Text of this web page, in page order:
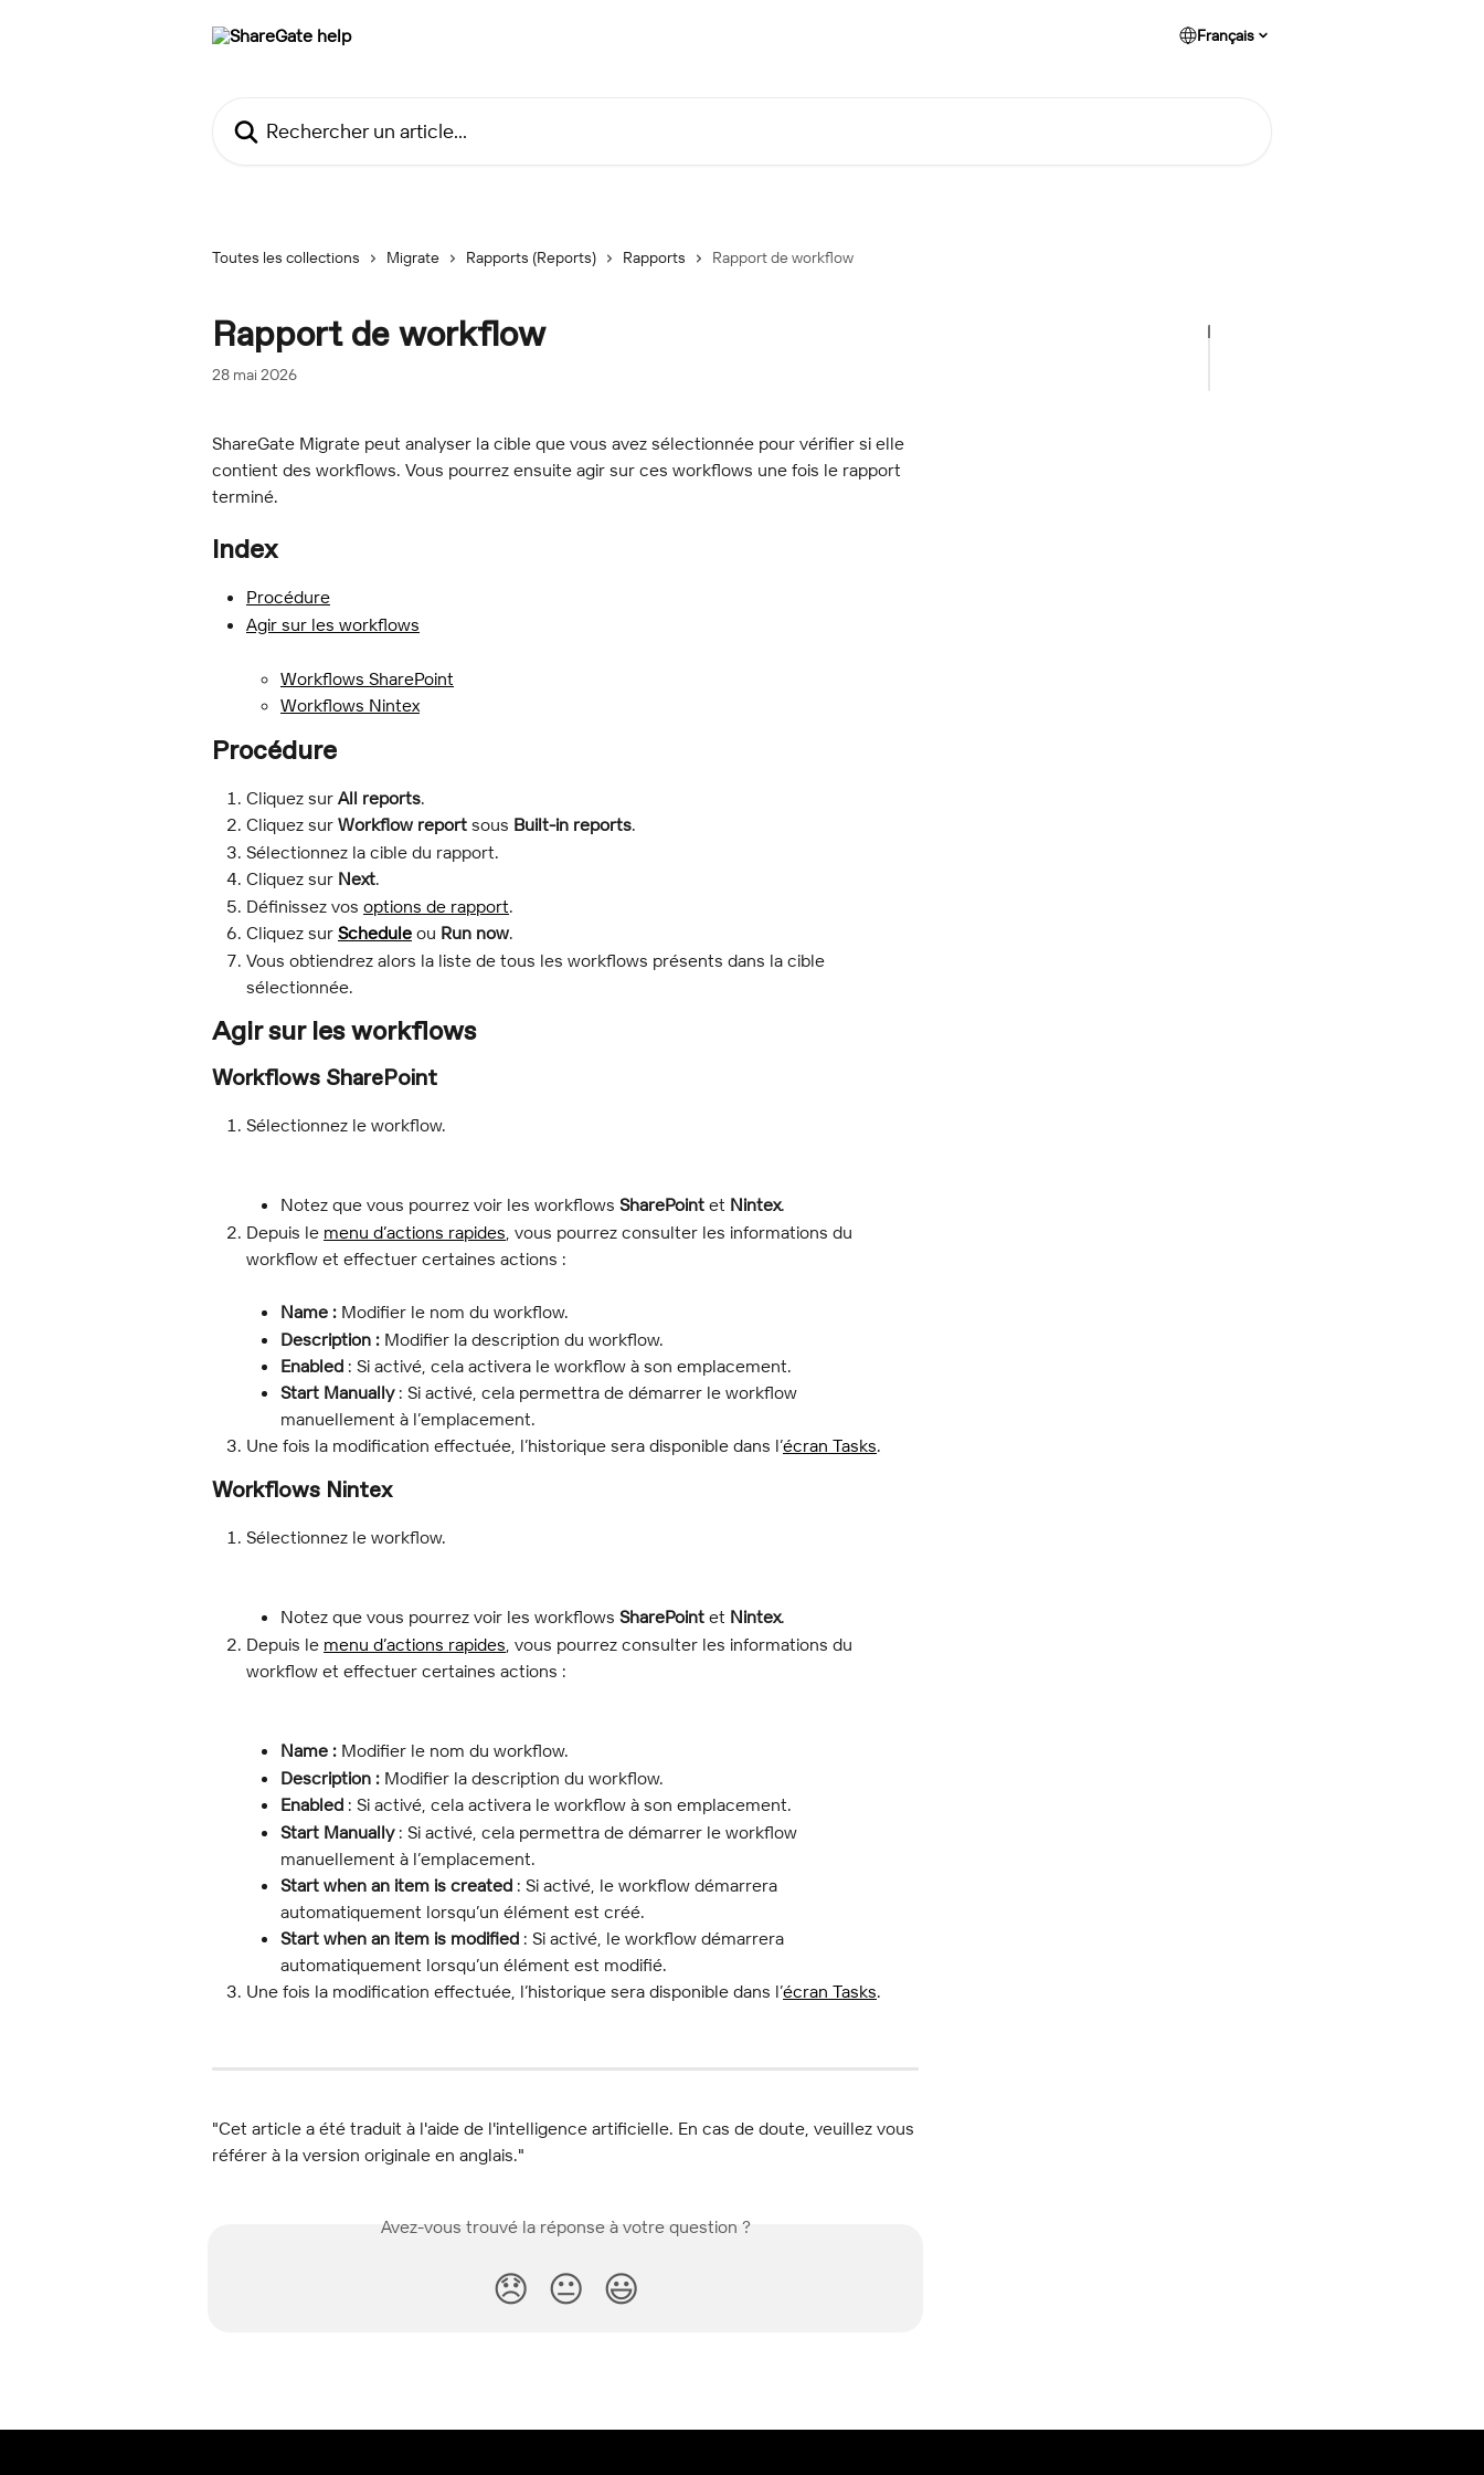
Français
Toutes les collections Migrate Rapports (Reports) Rapports Rapport de workflow
Rapport de workflow
28 mai 2026
ShareGate Migrate peut analyser la cible que vous avez sélectionnée pour vérifier si elle
contient des workflows. Vous pourrez ensuite agir sur ces workflows une fois le rapport
terminé.
Index
Procédure
Agir sur les workflows
Workflows SharePoint
Workflows Nintex
Procédure
Cliquez sur All reports.
Cliquez sur Workflow report sous Built-in reports.
Sélectionnez la cible du rapport.
Cliquez sur Next.
Définissez vos options de rapport.
Cliquez sur Schedule ou Run now.
Vous obtiendrez alors la liste de tous les workflows présents dans la cible
sélectionnée.
Agir sur les workflows
Workflows SharePoint
Sélectionnez le workflow.
Notez que vous pourrez voir les workflows SharePoint et Nintex.
Depuis le menu d’actions rapides , vous pourrez consulter les informations du
workflow et effectuer certaines actions :
Name : Modifier le nom du workflow.
Description : Modifier la description du workflow.
Enabled : Si activé, cela activera le workflow à son emplacement.
Start Manually : Si activé, cela permettra de démarrer le workflow
manuellement à l’emplacement.
Une fois la modification effectuée, l’historique sera disponible dans l’écran Tasks.
Workflows Nintex
Sélectionnez le workflow.
Notez que vous pourrez voir les workflows SharePoint et Nintex.
Depuis le menu d’actions rapides , vous pourrez consulter les informations du
workflow et effectuer certaines actions :
Name : Modifier le nom du workflow.
Description : Modifier la description du workflow.
Enabled : Si activé, cela activera le workflow à son emplacement.
Start Manually : Si activé, cela permettra de démarrer le workflow
manuellement à l’emplacement.
Start when an item is created : Si activé, le workflow démarrera
automatiquement lorsqu’un élément est créé.
Start when an item is modified : Si activé, le workflow démarrera
automatiquement lorsqu’un élément est modifié.
Une fois la modification effectuée, l’historique sera disponible dans l’écran Tasks.
"Cet article a été traduit à l'aide de l'intelligence artificielle. En cas de doute, veuillez vous
référer à la version originale en anglais."
Avez-vous trouvé la réponse à votre question ?
😞 😐 😃